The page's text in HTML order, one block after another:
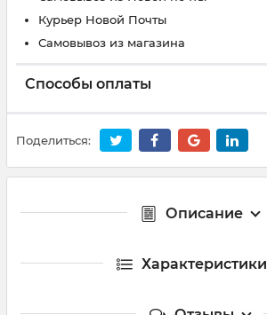
Курьер Новой Почты
Самовывоз из магазина
Способы оплаты
Поделиться:
Описание
Характеристики